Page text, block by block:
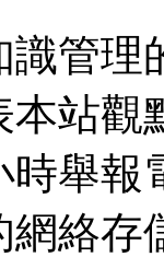
管理
本站
舉報
絡存